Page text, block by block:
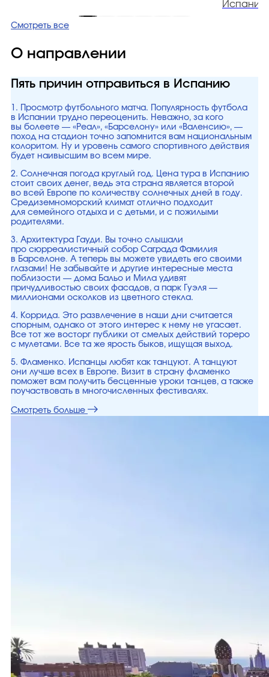
Испания
Смотреть все
О направлении
Пять причин отправиться в Испанию
1. Просмотр футбольного матча. Популярность футбола
в Испании трудно переоценить. Неважно, за кого
вы болеете — «Реал», «Барселону» или «Валенсию», —
поход на стадион точно запомнится вам национальным
колоритом. Ну и уровень самого спортивного действия
будет наивысшим во всем мире.
2. Солнечная погода круглый год. Цена тура в Испанию
стоит своих денег, ведь эта страна является второй
во всей Европе по количеству солнечных дней в году.
Средиземноморский климат отлично подходит
для семейного отдыха и с детьми, и с пожилыми
родителями.
3. Архитектура Гауди. Вы точно слышали
про сюрреалистичный собор Саграда Фамилия
в Барселоне. А теперь вы можете увидеть его своими
глазами! Не забывайте и другие интересные места
поблизости — дома Бальо и Мила удивят
причудливостью своих фасадов, а парк Гуэля —
миллионами осколков из цветного стекла.
4. Коррида. Это развлечение в наши дни считается
спорным, однако от этого интерес к нему не угасает.
Все тот же восторг публики от смелых действий тореро
с мулетами. Все та же ярость быков, ищущая выход.
5. Фламенко. Испанцы любят как танцуют. А танцуют
они лучше всех в Европе. Визит в страну фламенко
поможет вам получить бесценные уроки танцев, а также
поучаствовать в многочисленных фестивалях.
Смотреть больше